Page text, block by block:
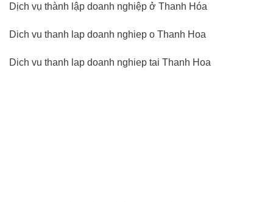
Dịch vụ thành lập doanh nghiệp ở Thanh Hóa
Dich vu thanh lap doanh nghiep o Thanh Hoa
Dich vu thanh lap doanh nghiep tai Thanh Hoa